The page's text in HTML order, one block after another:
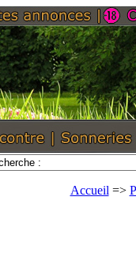
Accueil =>